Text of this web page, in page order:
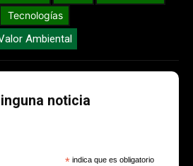
Tecnologías
Ambiental
noticia
* indica que es obligatorio